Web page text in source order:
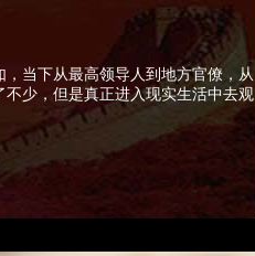
当下从最高领导人到地方官僚，从
少，但是真正进入现实生活中去观